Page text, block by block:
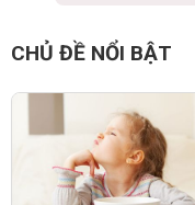
CHỦ ĐỀ NỔI BẬT